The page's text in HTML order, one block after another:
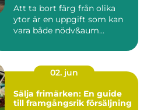
Att ta bort färg från olika
ytor är en uppgift som kan
vara både nödv&aum...
02. jun
Sälja frimärken: En guide
till framgångsrik försäljning